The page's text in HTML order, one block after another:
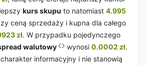
kurs skupu to natomiast 4.995
ceną sprzedaży i kupna dla całego
zł. W przypadku pojedynczego
walutowy wynosi 0.0002 zł.
informacyjny i nie stanowią